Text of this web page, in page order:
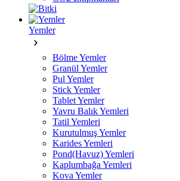
Yemler
Bölme Yemler
Granül Yemler
Pul Yemler
Stick Yemler
Tablet Yemler
Yavru Balık Yemleri
Tatil Yemleri
Kurutulmuş Yemler
Karides Yemleri
Pond(Havuz) Yemleri
Kaplumbağa Yemleri
Kova Yemler